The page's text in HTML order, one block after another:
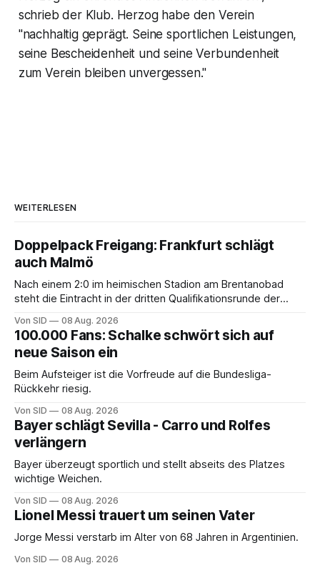
schrieb der Klub. Herzog habe den Verein
"nachhaltig geprägt. Seine sportlichen Leistungen,
seine Bescheidenheit und seine Verbundenheit
zum Verein bleiben unvergessen."
WEITERLESEN
Doppelpack Freigang: Frankfurt schlägt
auch Malmö
Nach einem 2:0 im heimischen Stadion am Brentanobad
steht die Eintracht in der dritten Qualifikationsrunde der
Von SID 08 Aug. 2026
100.000 Fans: Schalke schwört sich auf
neue Saison ein
Beim Aufsteiger ist die Vorfreude auf die Bundesliga-
Rückkehr riesig.
Von SID 08 Aug. 2026
Bayer schlägt Sevilla - Carro und Rolfes
verlängern
Bayer überzeugt sportlich und stellt abseits des Platzes
wichtige Weichen.
Von SID 08 Aug. 2026
Lionel Messi trauert um seinen Vater
Jorge Messi verstarb im Alter von 68 Jahren in Argentinien.
Von SID 08 Aug. 2026